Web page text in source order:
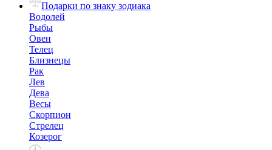
Подарки по знаку зодиака
Водолей
Рыбы
Овен
Телец
Близнецы
Рак
Лев
Дева
Весы
Скорпион
Стрелец
Козерог